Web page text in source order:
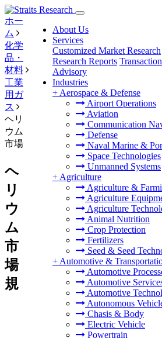
About Us
Services
Customized Market Research
Research Reports
Advisory
Industries
+ Aerospace & Defense
Airport Operations
Aviation
Communication
Defense
Naval Marine &
Space Technologies
Unmanned Systems
+ Agriculture
Agriculture &
Agriculture
Agriculture
Animal Nutrition
Crop Protection
Fertilizers
Seed & Seed
+ Automotive &
Automotive
Automotive
Automotive
Autonomous
Chasis & Body
Electric Vehicle
Powertrain
ホー
ム
化学
品・
材料
工業
用ガ
ス
ヘリ
ウム
市場
ヘ
リ
ウ
ム
市
場
規